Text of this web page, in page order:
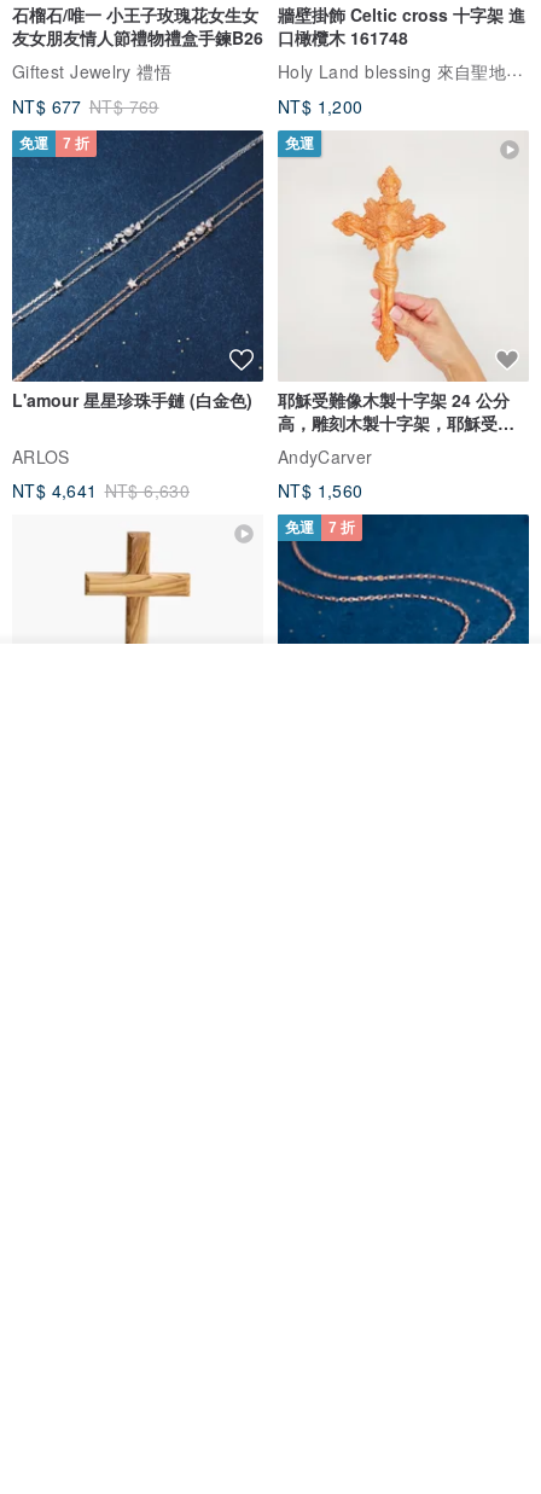
石榴石/唯一 小王子玫瑰花女生女
友女朋友情人節禮物禮盒手鍊B26
Giftest Jewelry 禮悟
NT$ 677 NT$ 769
牆壁掛飾 Celtic cross 十字架 進
口橄欖木 161748
Holy Land blessing 來自聖地的祝福
NT$ 1,200
免運 7 折
L'amour 星星珍珠手鏈 (白金色)
ARLOS
NT$ 4,641 NT$ 6,630
免運
耶穌受難像木製十字架 24 公分
高，雕刻木製十字架，耶穌受難
像天主教十字架
AndyCarver
NT$ 1,560
免運 7 折